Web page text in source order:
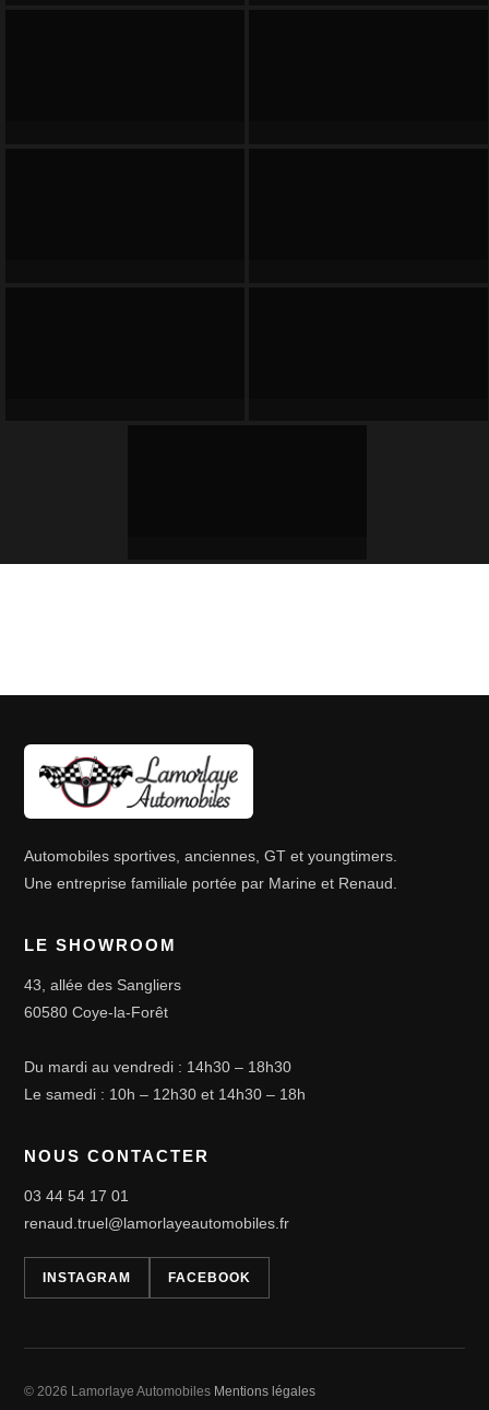
Automobiles sportives, anciennes, GT et youngtimers.
Une entreprise familiale portée par Marine et Renaud.
LE SHOWROOM
43, allée des Sangliers
60580 Coye-la-Forêt
Du mardi au vendredi : 14h30 – 18h30
Le samedi : 10h – 12h30 et 14h30 – 18h
NOUS CONTACTER
03 44 54 17 01
renaud.truel@lamorlayeautomobiles.fr
INSTAGRAM FACEBOOK
© 2026 Lamorlaye Automobiles Mentions légales